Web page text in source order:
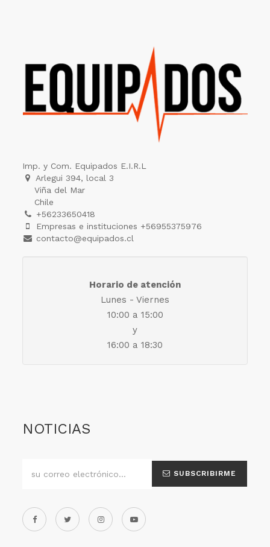
Imp. y Com. Equipados E.I.R.L
Arlegui 394, local 3
Viña del Mar
Chile
+56233650418
Empresas e instituciones +56955375976
contacto@equipados.cl
Horario de atención
Lunes - Viernes
10:00 a 15:00
y
16:00 a 18:30
NOTICIAS
SUBSCRIBIRME